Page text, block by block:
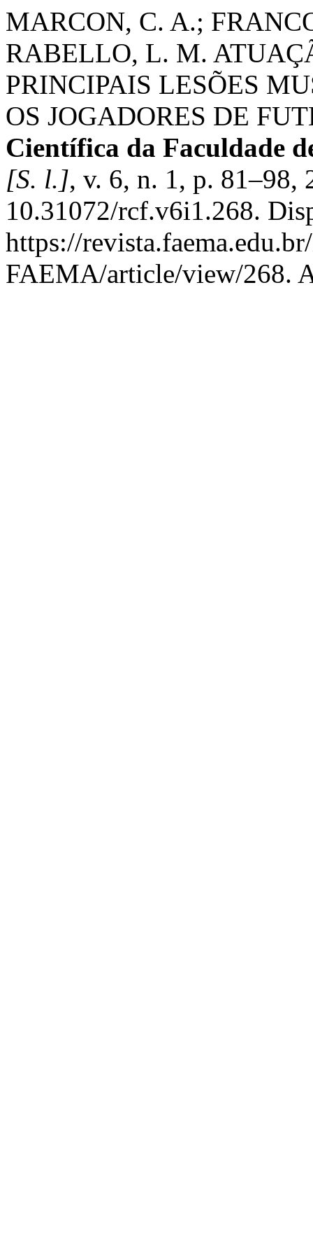
MARCON, C. A.;
RABELLO, L. M.
PRINCIPAIS LESÕES
OS JOGADORES DE
Científica da Faculdade
[S. l.], v. 6, n. 1, p. 81–98,
10.31072/rcf.v6i1.268.
https://
FAEMA/article/view/268.